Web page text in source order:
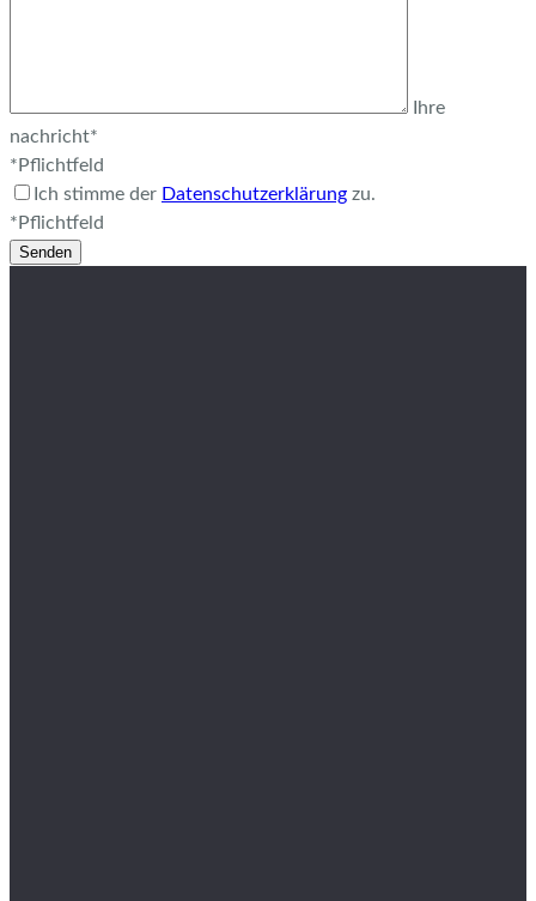
Ihre
nachricht*
*Pflichtfeld
Ich stimme der Datenschutzerklärung zu.
*Pflichtfeld